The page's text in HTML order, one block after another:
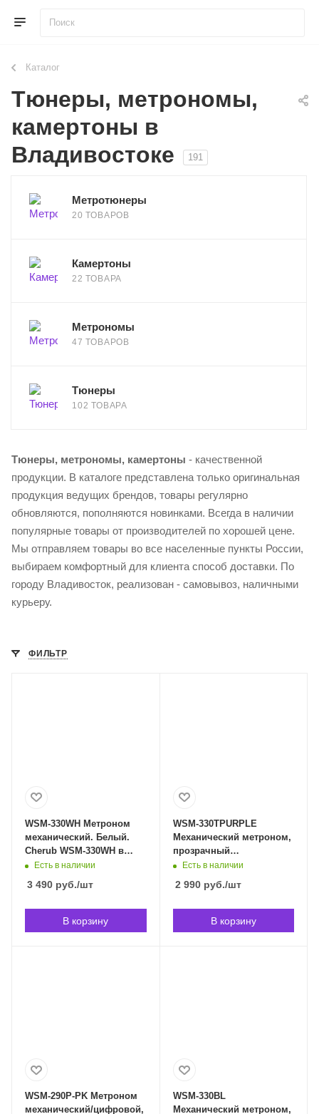
Каталог
Тюнеры, метрономы,
камертоны в
Владивостоке
191
Метротюнеры
20 ТОВАРОВ
Камертоны
22 ТОВАРА
Метрономы
47 ТОВАРОВ
Тюнеры
102 ТОВАРА
Тюнеры, метрономы, камертоны - качественной
продукции. В каталоге представлена только оригинальная
продукция ведущих брендов, товары регулярно
обновляются, пополняются новинками. Всегда в наличии
популярные товары от производителей по хорошей цене.
Мы отправляем товары во все населенные пункты России,
выбираем комфортный для клиента способ доставки. По
городу Владивосток, реализован - самовывоз, наличными
курьеру.
ФИЛЬТР
WSM-330WH Метроном
механический. Белый.
Cherub WSM-330WH в
Владивостоке
Есть в наличии
3 490 руб./шт
В корзину
WSM-330TPURPLE
Механический метроном,
прозрачный
фиолетовый, Cherub
Владивостоке
Есть в наличии
2 990руб./шт
В корзину
WSM-290P-PK Метроном
механический/цифровой,
WSM-330BL
Механический метроном,